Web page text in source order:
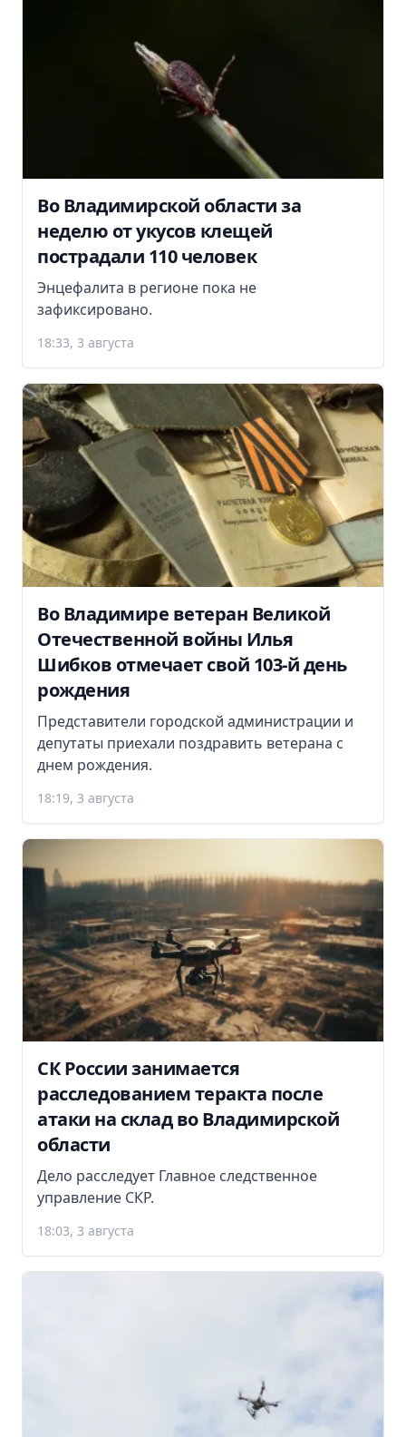
Во Владимирской области за
неделю от укусов клещей
пострадали 110 человек
Энцефалита в регионе пока не
зафиксировано.
18:33, 3 августа
Во Владимире ветеран Великой
Отечественной войны Илья
Шибков отмечает свой 103-й день
рождения
Представители городской администрации и
депутаты приехали поздравить ветерана с
днем рождения.
18:19, 3 августа
СК России занимается
расследованием теракта после
атаки на склад во Владимирской
области
Дело расследует Главное следственное
управление СКР.
18:03, 3 августа